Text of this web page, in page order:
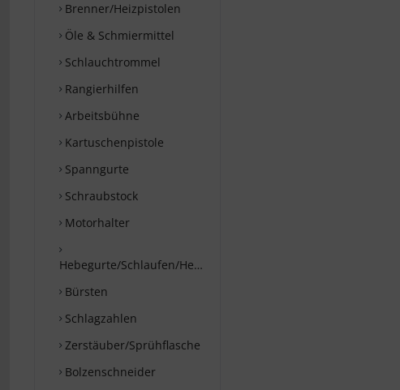
Brenner/Heizpistolen
Öle & Schmiermittel
Schlauchtrommel
Rangierhilfen
Arbeitsbühne
Kartuschenpistole
Spanngurte
Schraubstock
Motorhalter
Hebegurte/Schlaufen/Hebebänder
Bürsten
Schlagzahlen
Zerstäuber/Sprühflasche
Bolzenschneider